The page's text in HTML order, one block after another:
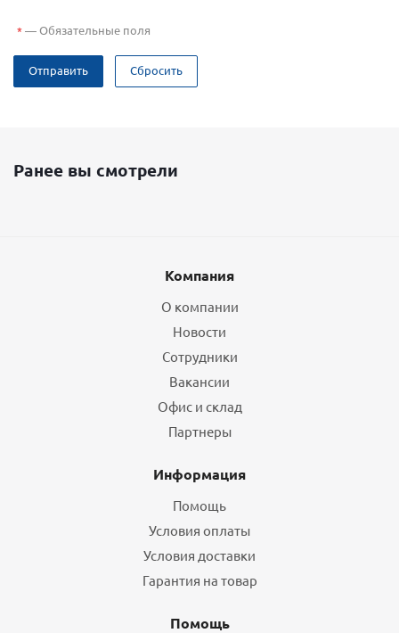
*—Обязательные поля
Отправить Сбросить
Ранее вы смотрели
Компания
О компании
Новости
Сотрудники
Вакансии
Офис и склад
Партнеры
Информация
Помощь
Условия оплаты
Условия доставки
Гарантия на товар
Помощь